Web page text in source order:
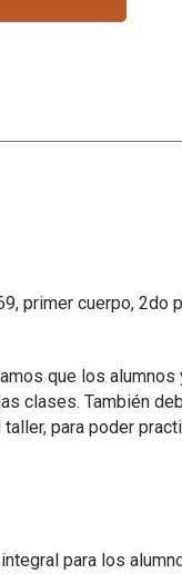
primer cuerpo, 2do
que los alumnos
clases. También
para poder
para los